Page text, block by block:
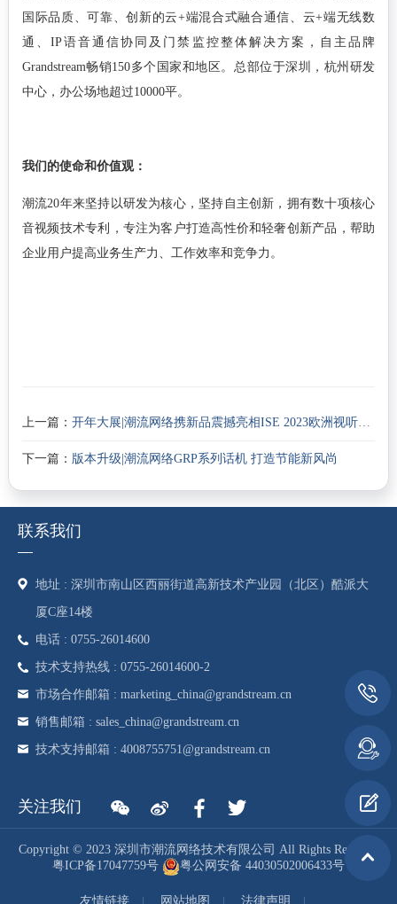
国际品质、可靠、创新的云+端混合式融合通信、云+端无线数
通、IP语音通信协同及门禁监控整体解决方案，自主品牌
Grandstream畅销150多个国家和地区。总部位于深圳，杭州研发
中心，办公场地超过10000平。
我们的使命和价值观：
潮流20年来坚持以研发为核心，坚持自主创新，拥有数十项核心
音视频技术专利，专注为客户打造高性价和轻奢创新产品，帮助
企业用户提高业务生产力、工作效率和竞争力。
上一篇： 开年大展|潮流网络携新品震撼亮相ISE 2023欧洲视听大展
下一篇： 版本升级|潮流网络GRP系列话机 打造节能新风尚
联系我们
地址 : 深圳市南山区西丽街道高新技术产业园（北区）酷派大
厦C座14楼
电话 : 0755-26014600
技术支持热线 : 0755-26014600-2
市场合作邮箱 : marketing_china@grandstream.cn
销售邮箱 : sales_china@grandstream.cn
技术支持邮箱 : 4008755751@grandstream.cn
关注我们
Copyright © 2023 深圳市潮流网络技术有限公司 All Rights Reserved
粤ICP备17047759号
粤公网安备 44030502006433号
友情链接 网站地图 法律声明